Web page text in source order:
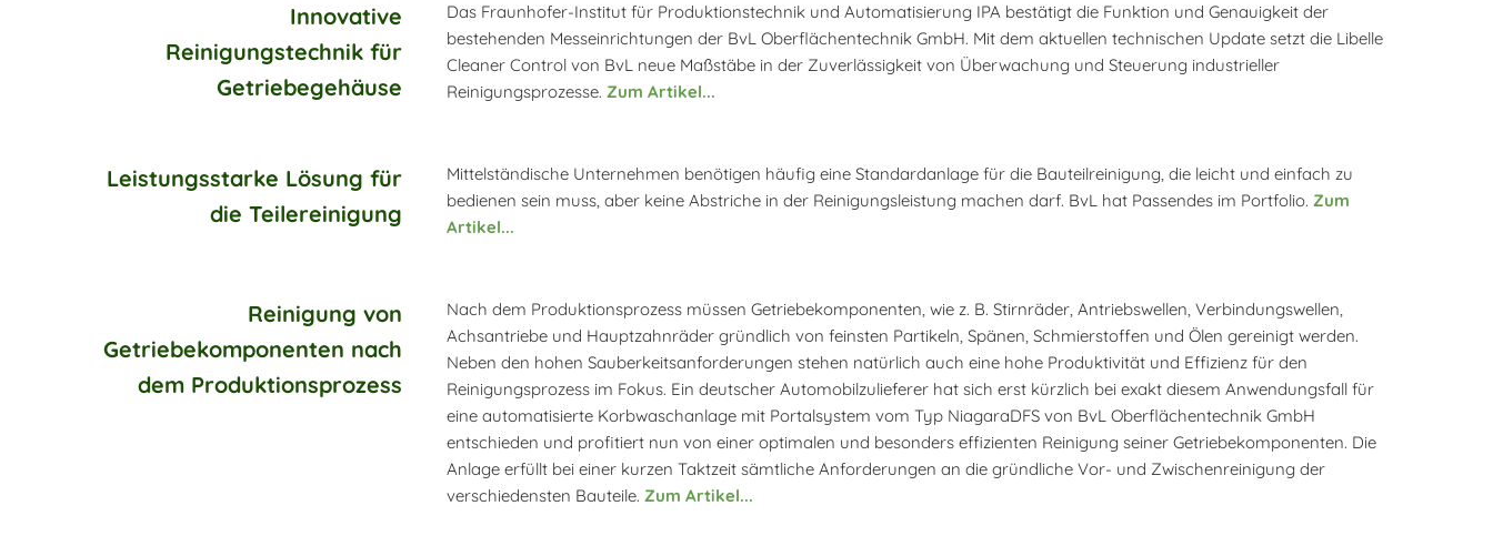
Innovative
Reinigungstechnik für
Getriebegehäuse
Das Fraunhofer-Institut für Produktionstechnik und Automatisierung IPA bestätigt die Funktion und Genauigkeit der
bestehenden Messeinrichtungen der BvL Oberflächentechnik GmbH. Mit dem aktuellen technischen Update setzt die Libelle
Cleaner Control von BvL neue Maßstäbe in der Zuverlässigkeit von Überwachung und Steuerung industrieller
Reinigungsprozesse. Zum Artikel...
Leistungsstarke Lösung für
die Teilereinigung
Mittelständische Unternehmen benötigen häufig eine Standardanlage für die Bauteilreinigung, die leicht und einfach zu
bedienen sein muss, aber keine Abstriche in der Reinigungsleistung machen darf. BvL hat Passendes im Portfolio. Zum
Artikel...
Reinigung von
Getriebekomponenten nach
dem Produktionsprozess
Nach dem Produktionsprozess müssen Getriebekomponenten, wie z. B. Stirnräder, Antriebswellen, Verbindungswellen,
Achsantriebe und Hauptzahnräder gründlich von feinsten Partikeln, Spänen, Schmierstoffen und Ölen gereinigt werden.
Neben den hohen Sauberkeitsanforderungen stehen natürlich auch eine hohe Produktivität und Effizienz für den
Reinigungsprozess im Fokus. Ein deutscher Automobilzulieferer hat sich erst kürzlich bei exakt diesem Anwendungsfall für
eine automatisierte Korbwaschanlage mit Portalsystem vom Typ NiagaraDFS von BvL Oberflächentechnik GmbH
entschieden und profitiert nun von einer optimalen und besonders effizienten Reinigung seiner Getriebekomponenten. Die
Anlage erfüllt bei einer kurzen Taktzeit sämtliche Anforderungen an die gründliche Vor- und Zwischenreinigung der
verschiedensten Bauteile. Zum Artikel...